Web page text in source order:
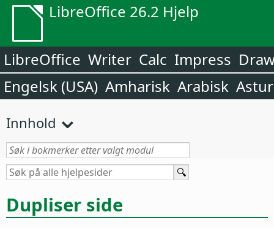
LibreOffice 26.2 Hjelp
LibreOffice Writer Calc Impress
Engelsk (USA) Amharisk Arabisk
Innhold
Dupliser side